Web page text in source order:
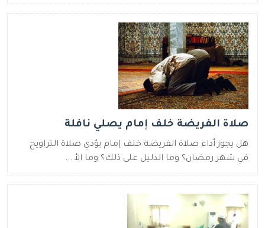
صلاة الفريضة خلف إمام يصلي نافلة
هل يجوز أداء صلاة الفريضة خلف إمام يؤدي صلاة التراويح
في شهر رمضان؟ وما الدليل على ذلك؟ وما الأ ...